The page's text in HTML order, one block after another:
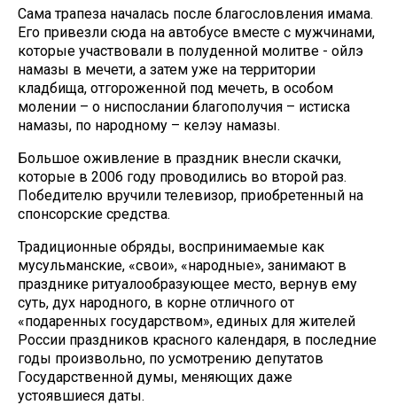
Сама трапеза началась после благословления имама.
Его привезли сюда на автобусе вместе с мужчинами,
которые участвовали в полуденной молитве - ойлэ
намазы в мечети, а затем уже на территории
кладбища, отгороженной под мечеть, в особом
молении – о ниспослании благополучия – истиска
намазы, по народному – келэу намазы.
Большое оживление в праздник внесли скачки,
которые в 2006 году проводились во второй раз.
Победителю вручили телевизор, приобретенный на
спонсорские средства.
Традиционные обряды, воспринимаемые как
мусульманские, «свои», «народные», занимают в
празднике ритуалообразующее место, вернув ему
суть, дух народного, в корне отличного от
«подаренных государством», единых для жителей
России праздников красного календаря, в последние
годы произвольно, по усмотрению депутатов
Государственной думы, меняющих даже
устоявшиеся даты.